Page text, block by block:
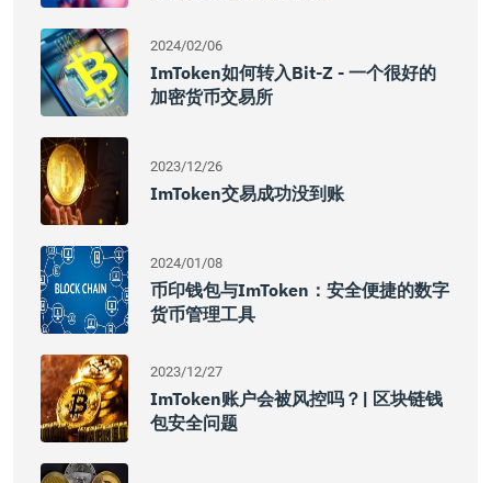
2024/02/06
ImToken如何转入Bit-Z - 一个很好的
加密货币交易所
2023/12/26
ImToken交易成功没到账
2024/01/08
币印钱包与imToken：安全便捷的数字
货币管理工具
2023/12/27
ImToken账户会被风控吗？| 区块链钱
包安全问题